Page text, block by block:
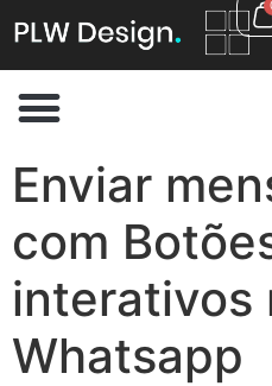
Enviar
com
interativos
Whatsapp